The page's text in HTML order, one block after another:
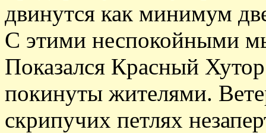
двинутся как минимум
С этими неспокойными
Показался Красный
покинуты жителями.
скрипучих петлях